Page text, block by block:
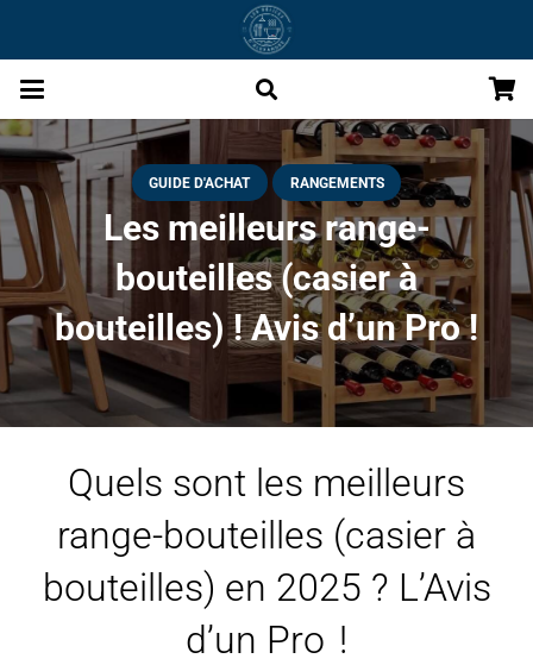
GUIDE D'ACHAT RANGEMENTS
Les meilleurs range-
bouteilles (casier à
bouteilles) ! Avis d’un Pro !
Quels sont les meilleurs
range-bouteilles (casier à
bouteilles) en 2025 ? L’Avis
d’un Pro !